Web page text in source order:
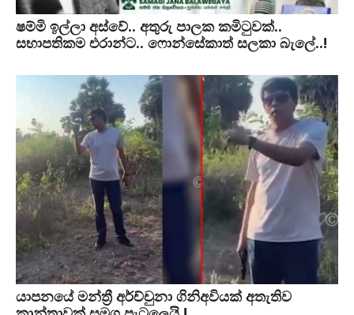
ෂම්මි ඉල්ලා අස්වේ.. අතුරු පාලක කමිටුවක්..
සභාපතිකම එරාන්ට.. ෆොන්සේකාත් සලකා බැලේ..!
යාපනයේ මන්ත්‍රී අර්ච්චුනා ගිනිඅවියක් අතැතිව